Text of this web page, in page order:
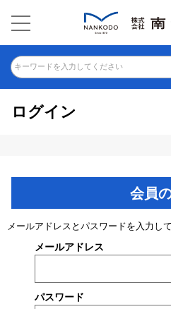
キーワードを入力してください
ログイン
会員
メールアドレスとパスワードを入力し
メールアドレス
パスワード